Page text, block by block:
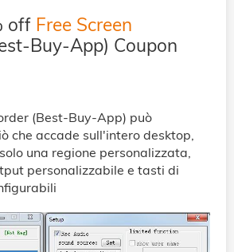
off Free Screen
Buy-App) Coupon
(Best-Buy-App) può
che accade sull'intero desktop,
una regione personalizzata,
personalizzabile e tasti di